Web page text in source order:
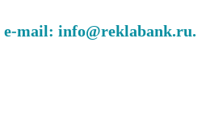
e-mail: info@reklabank.ru.